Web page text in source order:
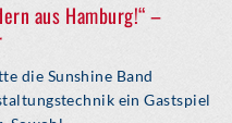
aus Hamburg!“ –
die Sunshine Band
ein Gastspiel